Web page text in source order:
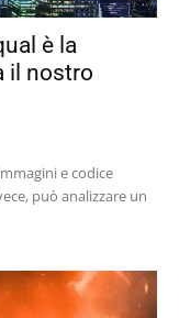
è la
il nostro
e codice
può analizzare un